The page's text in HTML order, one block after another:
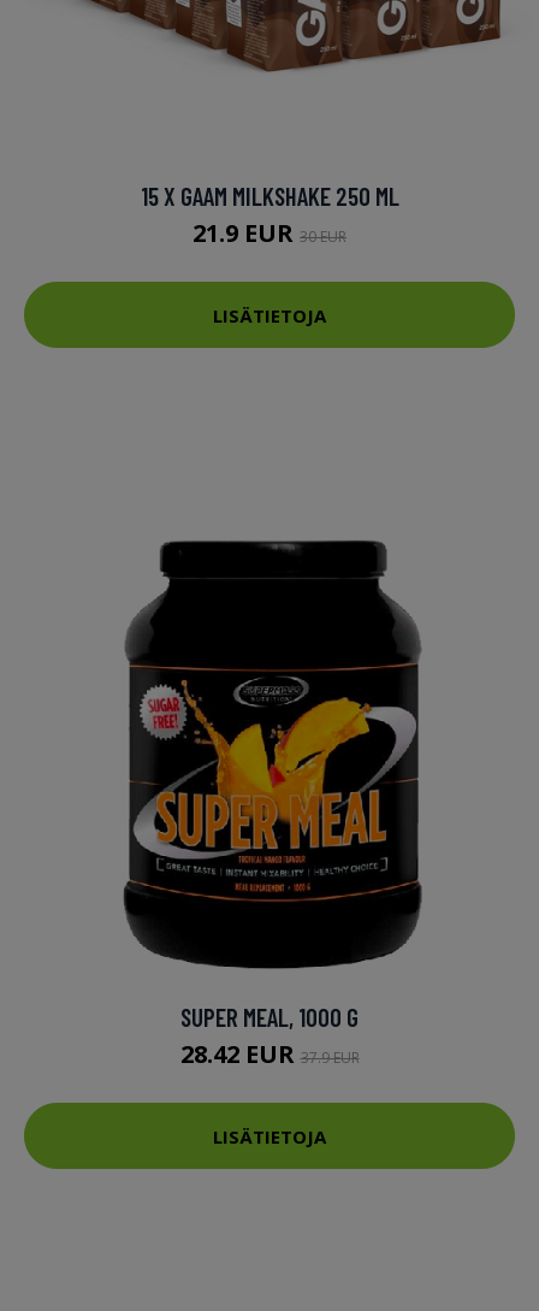
15 X GAAM MILKSHAKE 250 ML
21.9 EUR 30 EUR
LISÄTIETOJA
SUPER MEAL, 1000 G
28.42 EUR37.9 EUR
LISÄTIETOJA